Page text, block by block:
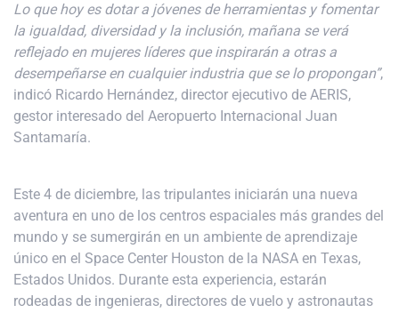
Lo que hoy es dotar a jóvenes de herramientas y fomentar
la igualdad, diversidad y la inclusión, mañana se verá
reflejado en mujeres líderes que inspirarán a otras a
desempeñarse en cualquier industria que se lo propongan”,
indicó Ricardo Hernández, director ejecutivo de AERIS,
gestor interesado del Aeropuerto Internacional Juan
Santamaría.
Este 4 de diciembre, las tripulantes iniciarán una nueva
aventura en uno de los centros espaciales más grandes del
mundo y se sumergirán en un ambiente de aprendizaje
único en el Space Center Houston de la NASA en Texas,
Estados Unidos. Durante esta experiencia, estarán
rodeadas de ingenieras, directores de vuelo y astronautas